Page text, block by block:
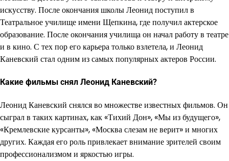
искусству. После окончания школы Леонид поступил в
Театральное училище имени Щепкина, где получил актерское
образование. После окончания училища он начал работу в театре
и в кино. С тех пор его карьера только взлетела, и Леонид
Каневский стал одним из самых популярных актеров России.
Какие фильмы снял Леонид Каневский?
Леонид Каневский снялся во множестве известных фильмов. Он
сыграл в таких картинах, как «Тихий Дон», «Мы из будущего»,
«Кремлевские курсанты», «Москва слезам не верит» и многих
других. Каждая его роль привлекает внимание зрителей своим
профессионализмом и яркостью игры.